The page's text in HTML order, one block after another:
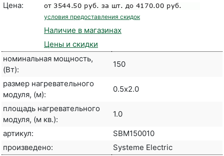
Цена:
условия предоставления скидок
Наличие в магазинах
Цены и скидки
номинальная мощность,
(Вт):
150
размер нагревательного
модуля, (м):
0.5х2.0
площадь нагревательного
модуля, (м кв.):
1.0
артикул:
SBM150010
произведено:
Systeme Electric